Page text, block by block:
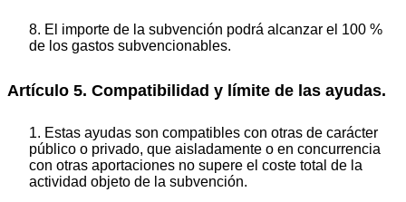
8. El importe de la subvención podrá alcanzar el 100 %
de los gastos subvencionables.
Artículo 5. Compatibilidad y límite de las ayudas.
1. Estas ayudas son compatibles con otras de carácter
público o privado, que aisladamente o en concurrencia
con otras aportaciones no supere el coste total de la
actividad objeto de la subvención.